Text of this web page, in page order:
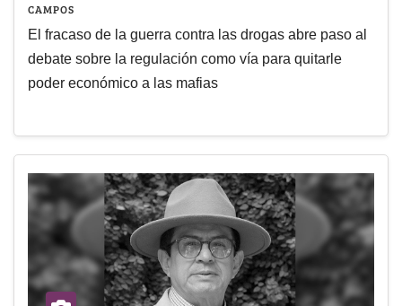
CAMPOS
El fracaso de la guerra contra las drogas abre paso al
debate sobre la regulación como vía para quitarle
poder económico a las mafias